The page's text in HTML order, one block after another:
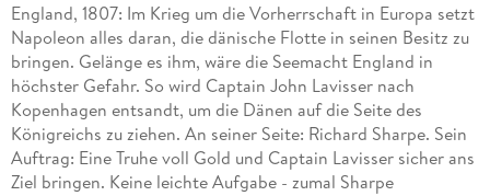
England, 1807: Im Krieg um die Vorherrschaft in Europa setzt
Napoleon alles daran, die dänische Flotte in seinen Besitz zu
bringen. Gelänge es ihm, wäre die Seemacht England in
höchster Gefahr. So wird Captain John Lavisser nach
Kopenhagen entsandt, um die Dänen auf die Seite des
Königreichs zu ziehen. An seiner Seite: Richard Sharpe. Sein
Auftrag: Eine Truhe voll Gold und Captain Lavisser sicher ans
Ziel bringen. Keine leichte Aufgabe - zumal Sharpe